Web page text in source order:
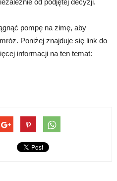
od podjętej decyzji.
pompę na zimę, aby
Poniżej znajduje się link do
informacji na ten temat: